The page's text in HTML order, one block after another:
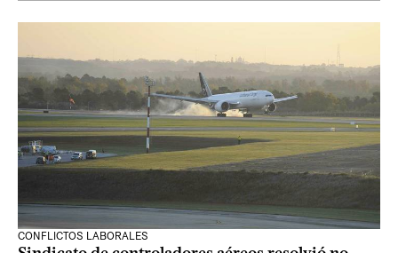
CONFLICTOS LABORALES